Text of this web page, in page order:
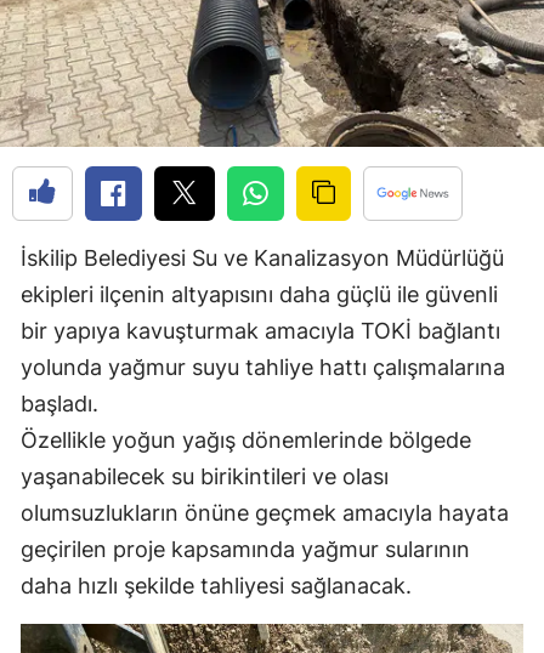
Elazığ
Erzincan
Erzurum
Eskişehir
Gaziantep
Giresun
Gümüşhane
Hakkari
Isparta
Mersin
İstanbul
İskilip Belediyesi Su ve Kanalizasyon Müdürlüğü
ekipleri ilçenin altyapısını daha güçlü ile güvenli
bir yapıya kavuşturmak amacıyla TOKİ bağlantı
yolunda yağmur suyu tahliye hattı çalışmalarına
başladı.
Özellikle yoğun yağış dönemlerinde bölgede
yaşanabilecek su birikintileri ve olası
olumsuzlukların önüne geçmek amacıyla hayata
geçirilen proje kapsamında yağmur sularının
daha hızlı şekilde tahliyesi sağlanacak.